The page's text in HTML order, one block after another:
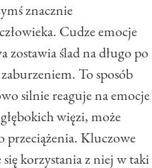
znacznie
Cudze emocje
zostawia ślad na długo po
To sposób
silnie reaguje na emocje
więzi, może
przeciążenia. Kluczowe
korzystania z niej w taki